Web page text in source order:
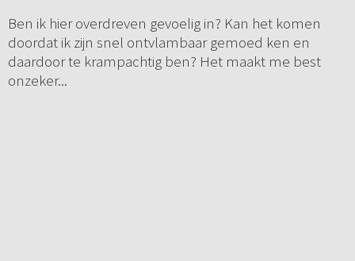
Ben ik hier overdreven gevoelig in? Kan het komen
doordat ik zijn snel ontvlambaar gemoed ken en
daardoor te krampachtig ben? Het maakt me best
onzeker...